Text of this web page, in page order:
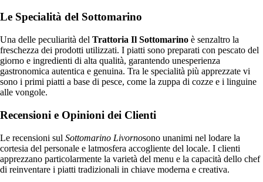
Le Specialità del Sottomarino
Una delle peculiarità del Trattoria Il Sottomarino è senzaltro la
freschezza dei prodotti utilizzati. I piatti sono preparati con pescato del
giorno e ingredienti di alta qualità, garantendo unesperienza
gastronomica autentica e genuina. Tra le specialità più apprezzate vi
sono i primi piatti a base di pesce, come la zuppa di cozze e i linguine
alle vongole.
Recensioni e Opinioni dei Clienti
Le recensioni sul Sottomarino Livornosono unanimi nel lodare la
cortesia del personale e latmosfera accogliente del locale. I clienti
apprezzano particolarmente la varietà del menu e la capacità dello chef
di reinventare i piatti tradizionali in chiave moderna e creativa.